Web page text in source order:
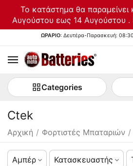
Το κατάστημα θα παραμείνει
Αυγούστου εως 14 Αυγούστου .
ΩΡΑΡΙΟ: Δευτέρα-Παρασκευή:
Categories
Ctek
Αρχική / Φορτιστές Μπαταριών /
Αμπέρ Κατασκευαστής